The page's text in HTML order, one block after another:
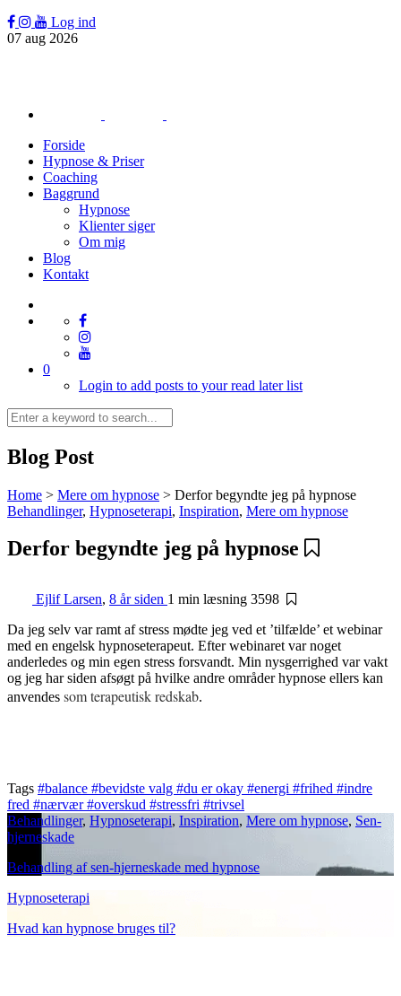
Log ind
07 aug 2026
Forside
Hypnose & Priser
Coaching
Baggrund
Hypnose
Klienter siger
Om mig
Blog
Kontakt
0
Login to add posts to your read later list
Blog Post
Home > Mere om hypnose > Derfor begyndte jeg på hypnose
Behandlinger, Hypnoseterapi, Inspiration, Mere om hypnose
Derfor begyndte jeg på hypnose
Ejlif Larsen, 8 år siden 1 min læsning 3598
Da jeg selv var ramt af stress mødte jeg ved et ’tilfælde’ et webinar
med en engelsk hypnoseterapeut. Efter webinaret var noget
anderledes og min egen stress forsvandt. Min nysgerrighed var vakt
og jeg har siden afsøgt på hvilke andre områder hypnose ellers kan
anvendes som terapeutisk redskab.
Tags #balance #bevidste valg #du er okay #energi #frihed #indre
fred #nærvær#overskud #stressfri #trivsel
Behandlinger, Hypnoseterapi, Inspiration, Mere om hypnose, Sen-
hjerneskade
Behandling af sen-hjerneskade med hypnose
Hypnoseterapi
Hvad kan hypnose bruges til?